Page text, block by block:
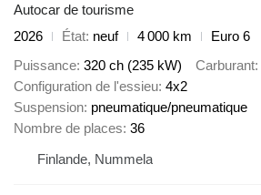
Autocar de tourisme
2026
État neuf 4 000 km
Euro 6
Puissance 320 ch (235 kW) Carburant
Configuration de l'essieu 4x2
Suspension pneumatique/pneumatique
Nombre de places 36
Finlande, Nummela